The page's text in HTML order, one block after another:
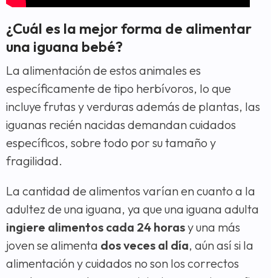
¿Cuál es la mejor forma de alimentar
una iguana bebé?
La alimentación de estos animales es
específicamente de tipo herbívoros, lo que
incluye frutas y verduras además de plantas, las
iguanas recién nacidas demandan cuidados
específicos, sobre todo por su tamaño y
fragilidad.
La cantidad de alimentos varían en cuanto a la
adultez de una iguana, ya que una iguana adulta
ingiere alimentos cada 24 horasy una más
joven se alimenta dos veces al día, aún así si la
alimentación y cuidados no son los correctos